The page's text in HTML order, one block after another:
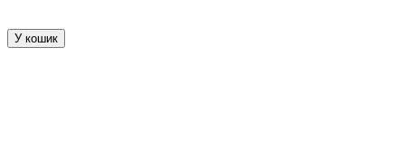
У кошик